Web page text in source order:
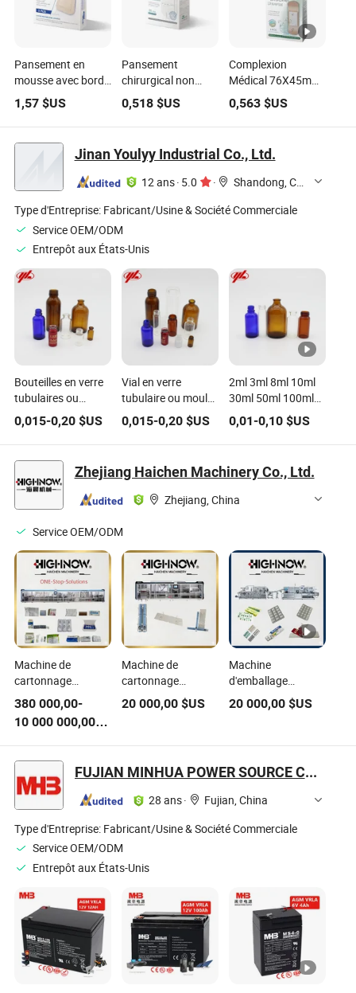
Pansement en
mousse avec bord
en silicone premium
5*5cm
1,57 $US
Pansement
chirurgical non
adhésif médical
5cm X 7.5cm
0,518$US
Complexion
Médical 76X45mm
PU Résistant à
l'Eau Grand
Bandage Adhésif
0,563$US
Jinan Youlyy Industrial Co., Ltd.
12 ans· 5.0 ·
Shandong, China
Type d'Entreprise: Fabricant/Usine & Société Commerciale
Service OEM/ODM
Entrepôt aux États-Unis
Bouteilles en verre
tubulaires ou
moulées claires et
ambrées médicales
ou cosmétiques
0,015-0,20 $US
Vial en verre
tubulaire ou moulé
médical ou
cosmétique
0,015-0,20$US
2ml 3ml 8ml 10ml
30ml 50ml 100ml
Flacon en verre
petit, tubulaire ou
moulé, médical ou
ou ambre
0,01-0,10$US
Zhejiang Haichen Machinery Co., Ltd.
Zhejiang, China
Service OEM/ODM
Machine de
cartonnage
automatique ligne
de production
d'emballage pour
seringue médicale à
usage unique
complément de
santé
380 000,00-
10 000 000,00
Machine de
cartonnage
automatique pour
seringue médicale à
emballage en
en papier
20 000,00$US
Machine
d'emballage
automatique pour
cartonnage
20 000,00$US
FUJIAN MINHUA POWER SOURCE CO., LTD.
28 ans·
Fujian, China
Type d'Entreprise: Fabricant/Usine & Société Commerciale
Service OEM/ODM
Entrepôt aux États-Unis